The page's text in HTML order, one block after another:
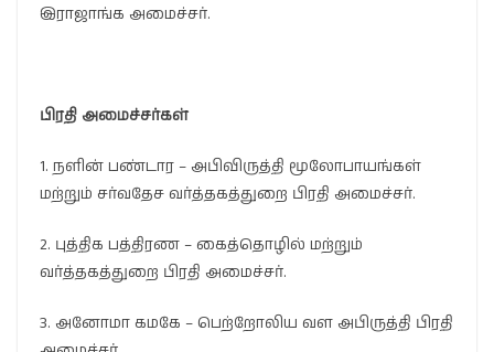
இராஜாங்க அமைச்சர்.
பிரதி அமைச்சர்கள்
1. நளின் பண்டார – அபிவிருத்தி மூலோபாயங்கள்
மற்றும் சர்வதேச வர்த்தகத்துறை பிரதி அமைச்சர்.
2. புத்திக பத்திரண – கைத்தொழில் மற்றும்
வர்த்தகத்துறை பிரதி அமைச்சர்.
3. அனோமா கமகே – பெற்றோலிய வள அபிருத்தி பிரதி